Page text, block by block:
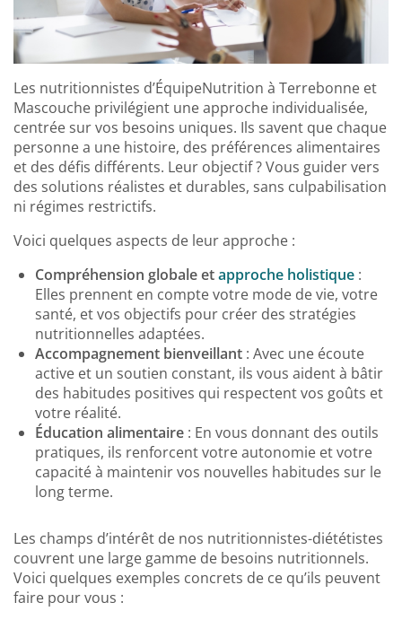
Les nutritionnistes d’ÉquipeNutrition à Terrebonne et
Mascouche privilégient une approche individualisée,
centrée sur vos besoins uniques. Ils savent que chaque
personne a une histoire, des préférences alimentaires
et des défis différents. Leur objectif ? Vous guider vers
des solutions réalistes et durables, sans culpabilisation
ni régimes restrictifs.
Voici quelques aspects de leur approche :
Compréhension globale etapproche holistique :
Elles prennent en compte votre mode de vie, votre
santé, et vos objectifs pour créer des stratégies
nutritionnelles adaptées.
Accompagnement bienveillant : Avec une écoute
active et un soutien constant, ils vous aident à bâtir
des habitudes positives qui respectent vos goûts et
votre réalité.
Éducation alimentaire : En vous donnant des outils
pratiques, ils renforcent votre autonomie et votre
capacité à maintenir vos nouvelles habitudes sur le
long terme.
Les champs d’intérêt de nos nutritionnistes-diététistes
couvrent une large gamme de besoins nutritionnels.
Voici quelques exemples concrets de ce qu’ils peuvent
faire pour vous :